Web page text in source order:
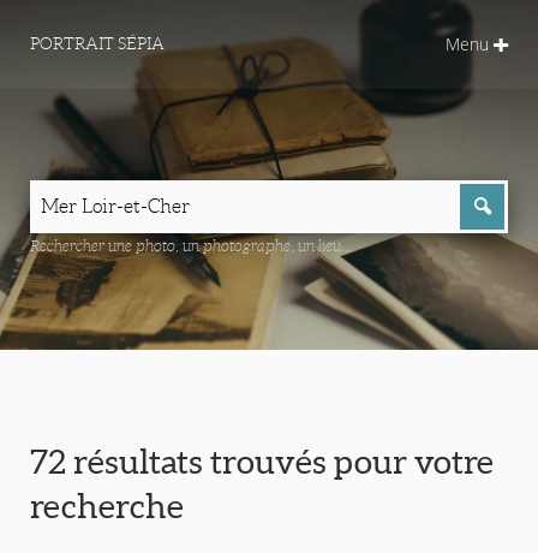
PORTRAIT SÉPIA Menu
Rechercher une photo, un photographe, un lieu...
72 résultats trouvés pour votre
recherche